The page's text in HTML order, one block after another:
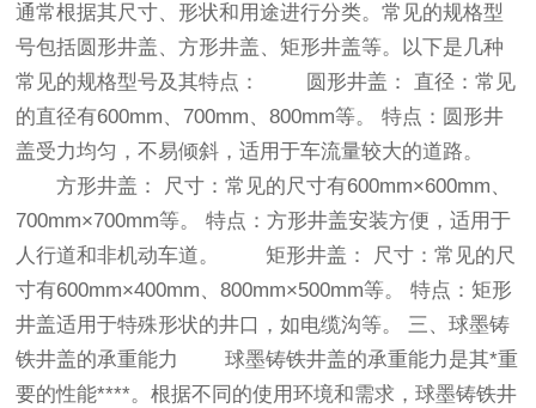
通常根据其尺寸、形状和用途进行分类。常见的规格型
号包括圆形井盖、方形井盖、矩形井盖等。以下是几种
常见的规格型号及其特点： 圆形井盖： 直径：常见
的直径有600mm、700mm、800mm等。 特点：圆形井
盖受力均匀，不易倾斜，适用于车流量较大的道路。
方形井盖： 尺寸：常见的尺寸有600mm×600mm、
700mm×700mm等。 特点：方形井盖安装方便，适用于
人行道和非机动车道。 矩形井盖： 尺寸：常见的尺
寸有600mm×400mm、800mm×500mm等。 特点：矩形
井盖适用于特殊形状的井口，如电缆沟等。 三、球墨铸
铁井盖的承重能力 球墨铸铁井盖的承重能力是其*重
要的性能****。根据不同的使用环境和需求，球墨铸铁井